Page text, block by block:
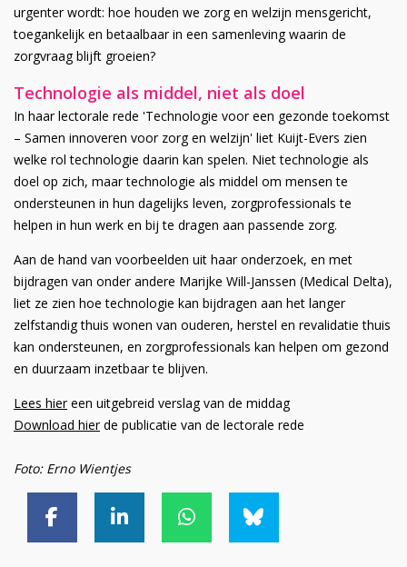
urgenter wordt: hoe houden we zorg en welzijn mensgericht,
toegankelijk en betaalbaar in een samenleving waarin de
zorgvraag blijft groeien?
Technologie als middel, niet als doel
In haar lectorale rede 'Technologie voor een gezonde toekomst
– Samen innoveren voor zorg en welzijn' liet Kuijt-Evers zien
welke rol technologie daarin kan spelen. Niet technologie als
doel op zich, maar technologie als middel om mensen te
ondersteunen in hun dagelijks leven, zorgprofessionals te
helpen in hun werk en bij te dragen aan passende zorg.
Aan de hand van voorbeelden uit haar onderzoek, en met
bijdragen van onder andere Marijke Will-Janssen (Medical Delta),
liet ze zien hoe technologie kan bijdragen aan het langer
zelfstandig thuis wonen van ouderen, herstel en revalidatie thuis
kan ondersteunen, en zorgprofessionals kan helpen om gezond
en duurzaam inzetbaar te blijven.
Lees hiereen uitgebreid verslag van de middag
Download hierde publicatie van de lectorale rede
Foto: Erno Wientjes